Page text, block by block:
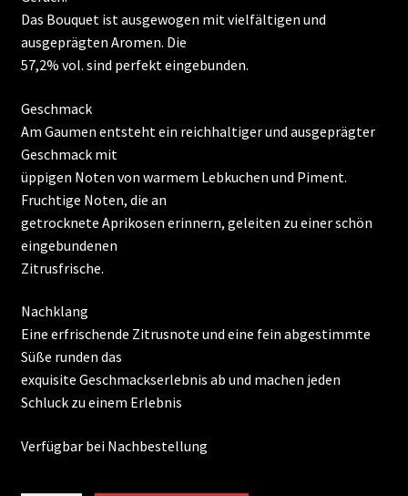
Das Bouquet ist ausgewogen mit vielfältigen und
ausgeprägten Aromen. Die
57,2% vol. sind perfekt eingebunden.
Geschmack
Am Gaumen entsteht ein reichhaltiger und ausgeprägter
Geschmack mit
üppigen Noten von warmem Lebkuchen und Piment.
Fruchtige Noten, die an
getrocknete Aprikosen erinnern, geleiten zu einer schön
eingebundenen
Zitrusfrische.
Nachklang
Eine erfrischende Zitrusnote und eine fein abgestimmte
Süße runden das
exquisite Geschmackserlebnis ab und machen jeden
Schluck zu einem Erlebnis
Verfügbar bei Nachbestellung